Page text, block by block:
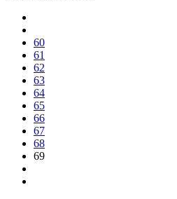
60
61
62
63
64
65
66
67
68
69